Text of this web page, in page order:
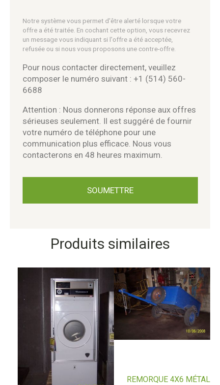
Notre système vous permet d'être alerté lorsque votre
offre a été traitée. En cochant cette option, vous recevrez
un message vous indiquant si l'offre a été acceptée,
refusée ou si nous vous proposons une contre-offre.
Pour nous contacter directement, veuillez
composer le numéro suivant : +1 (514) 560-
6688
Attention : Nous donnerons réponse aux offres
sérieuses seulement. Il est suggéré de fournir
votre numéro de téléphone pour une
communication plus efficace. Nous vous
contacterons en 48 heures maximum.
Produits similaires
REMORQUE 4X6 MÉTAL